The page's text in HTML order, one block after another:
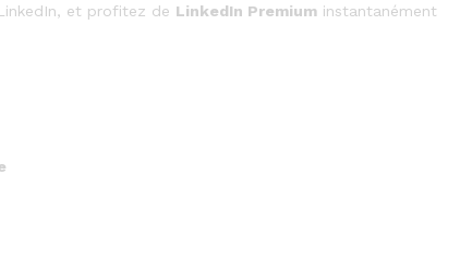
et profitez de LinkedIn Premium instantanément